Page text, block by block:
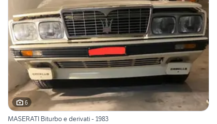
6
MASERATI Biturbo e derivati - 1983